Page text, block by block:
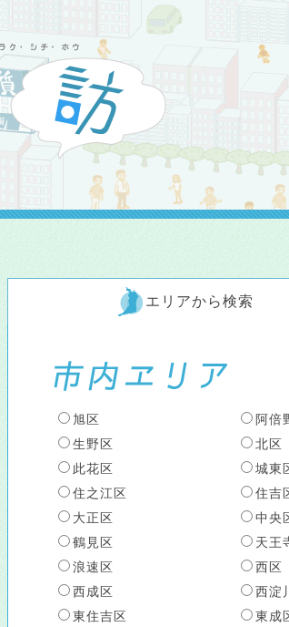
エリアから検索
旭区
阿倍
生野区
北区
此花区
城東
住之江区
住吉
大正区
中央
鶴見区
天王
浪速区
西区
西成区
西淀
東住吉区
東成